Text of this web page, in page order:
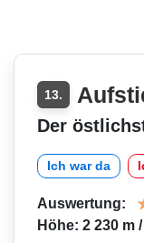
13.
Der
Ich war da
Auswertung:
Höhe: 2 230 m